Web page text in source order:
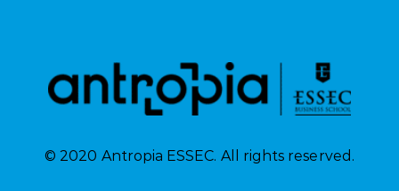
© 2020 Antropia ESSEC. All rights reserved.